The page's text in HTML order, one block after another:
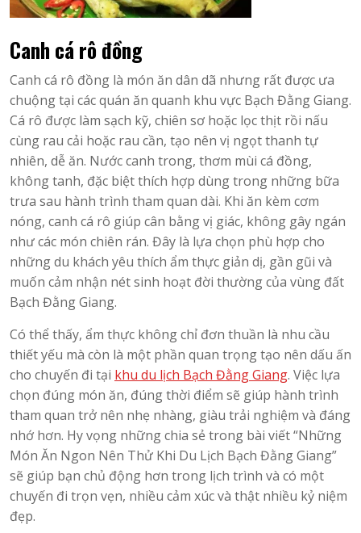
Canh cá rô đồng
Canh cá rô đồng là món ăn dân dã nhưng rất được ưa
chuộng tại các quán ăn quanh khu vực Bạch Đằng Giang.
Cá rô được làm sạch kỹ, chiên sơ hoặc lọc thịt rồi nấu
cùng rau cải hoặc rau cần, tạo nên vị ngọt thanh tự
nhiên, dễ ăn. Nước canh trong, thơm mùi cá đồng,
không tanh, đặc biệt thích hợp dùng trong những bữa
trưa sau hành trình tham quan dài. Khi ăn kèm cơm
nóng, canh cá rô giúp cân bằng vị giác, không gây ngán
như các món chiên rán. Đây là lựa chọn phù hợp cho
những du khách yêu thích ẩm thực giản dị, gần gũi và
muốn cảm nhận nét sinh hoạt đời thường của vùng đất
Bạch Đằng Giang.
Có thể thấy, ẩm thực không chỉ đơn thuần là nhu cầu
thiết yếu mà còn là một phần quan trọng tạo nên dấu ấn
cho chuyến đi tại khu du lịch Bạch Đằng Giang. Việc lựa
chọn đúng món ăn, đúng thời điểm sẽ giúp hành trình
tham quan trở nên nhẹ nhàng, giàu trải nghiệm và đáng
nhớ hơn. Hy vọng những chia sẻ trong bài viết “Những
Món Ăn Ngon Nên Thử Khi Du Lịch Bạch Đằng Giang”
sẽ giúp bạn chủ động hơn trong lịch trình và có một
chuyến đi trọn vẹn, nhiều cảm xúc và thật nhiều kỷ niệm
đẹp.